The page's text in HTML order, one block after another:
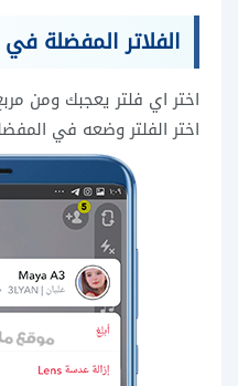
الفلاتر المفضلة
اختر اي فلتر يعجبك ومن
اختر الفلتر وضعه في